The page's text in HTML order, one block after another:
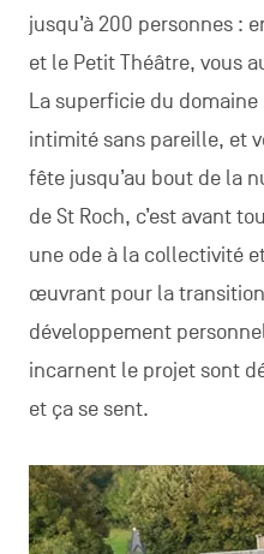
jusqu’à 200 personnes :
et le Petit Théâtre, vous
La superficie du
intimité sans pareille, et
fête jusqu’au bout de la
de St Roch, c’est avant
une ode à la collectivité
œuvrant pour la
développement
incarnent le projet sont
et ça se sent.